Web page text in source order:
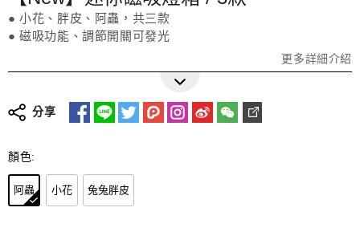
● 小花、胖皮、阿蟲，共三款
● 磁吸功能、調節開關可發光
更多詳細介紹
分享
顏色:
阿蟲 小花 兔兔胖皮